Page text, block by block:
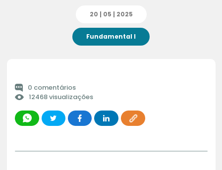
20 | 05 | 2025
Fundamental I
0 comentários
12468 visualizações